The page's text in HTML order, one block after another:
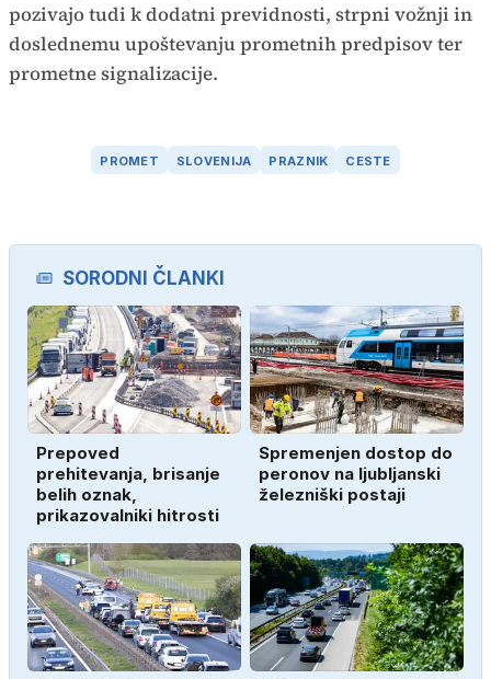
pozivajo tudi k dodatni previdnosti, strpni vožnji in
doslednemu upoštevanju prometnih predpisov ter
prometne signalizacije.
PROMET SLOVENIJA PRAZNIK CESTE
SORODNI ČLANKI
Prepoved
prehitevanja, brisanje
belih oznak,
prikazovalniki hitrosti
Spremenjen dostop do
peronov na ljubljanski
železniški postaji